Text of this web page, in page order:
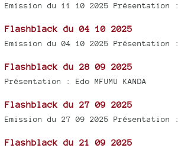
Emission du 11 10 2025 Présentation :
Flashblack du 04 10 2025
Emission du 04 10 2025 Présentation :
Flashblack du 28 09 2025
Présentation : Edo MFUMU KANDA
Flashblack du 27 09 2025
Emission du 27 09 2025 Présentation :
Flashblack du 21 09 2025